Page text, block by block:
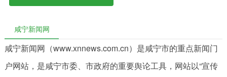
咸宁新闻网
咸宁新闻网（www.xnnews.com.cn）是咸宁市的重点新闻门
户网站，是咸宁市委、市政府的重要舆论工具，网站以“宣传